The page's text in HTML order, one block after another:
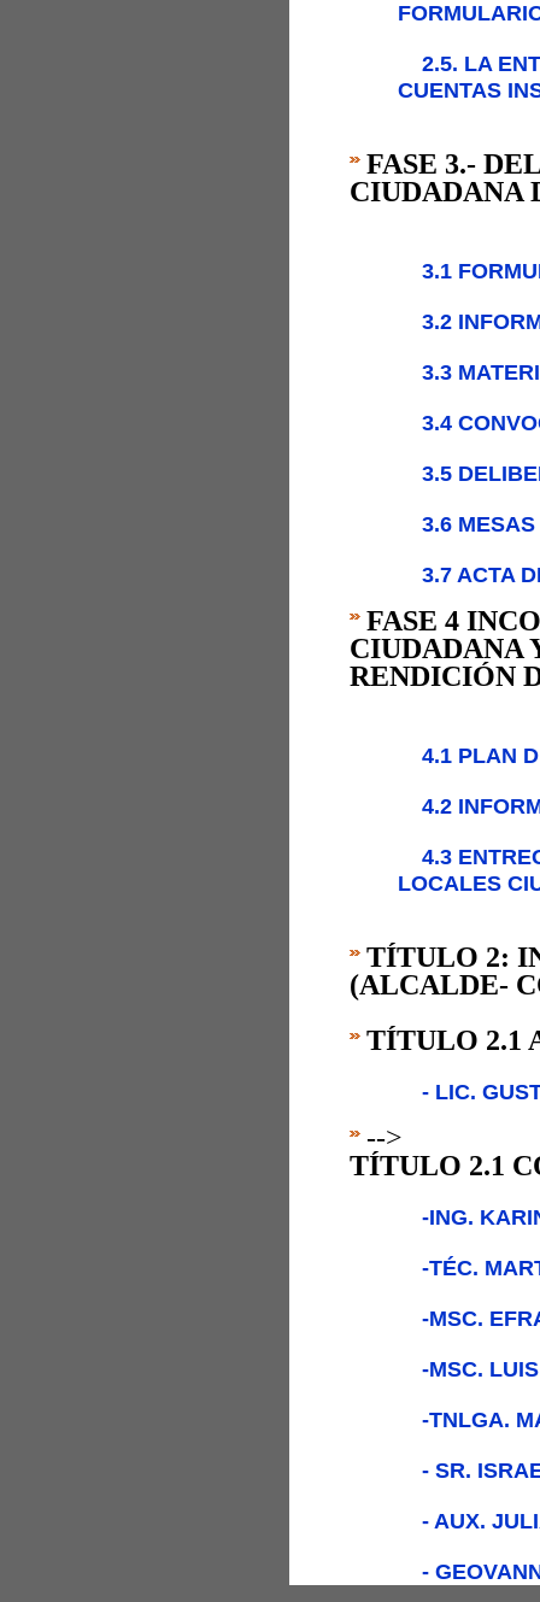
2.5. LA
CUENTAS
FASE 3.-
CIUDADANA
3.1
3.2
3.3
3.4
3.5
3.6
3.7 ACTA
FASE 4
CIUDADANA
RENDICIÓN
4.1 PLAN
4.2
4.3
LOCALES
TÍTULO 2:
(ALCALDE-
TÍTULO 2.1
- LIC.
-->
TÍTULO 2.1
-ING.
-TÉC.
-MSC.
-MSC.
-TNLGA.
- SR.
- AUX.
-